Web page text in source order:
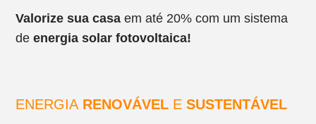
Valorize sua casa em até 20% com um sistema
deenergia solar fotovoltaica!
ENERGIA RENOVÁVEL E SUSTENTÁVEL